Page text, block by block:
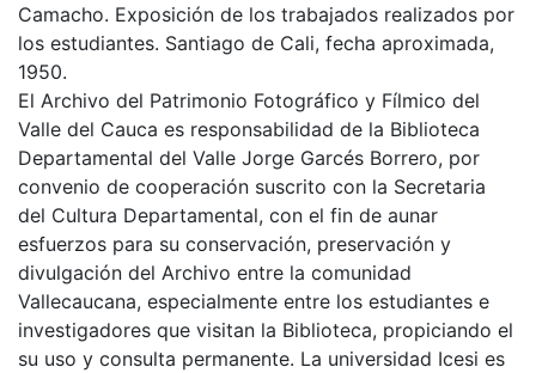
Camacho. Exposición de los trabajados realizados por
los estudiantes. Santiago de Cali, fecha aproximada,
1950.
El Archivo del Patrimonio Fotográfico y Fílmico del
Valle del Cauca es responsabilidad de la Biblioteca
Departamental del Valle Jorge Garcés Borrero, por
convenio de cooperación suscrito con la Secretaria
del Cultura Departamental, con el fin de aunar
esfuerzos para su conservación, preservación y
divulgación del Archivo entre la comunidad
Vallecaucana, especialmente entre los estudiantes e
investigadores que visitan la Biblioteca, propiciando el
su uso y consulta permanente. La universidad Icesi es